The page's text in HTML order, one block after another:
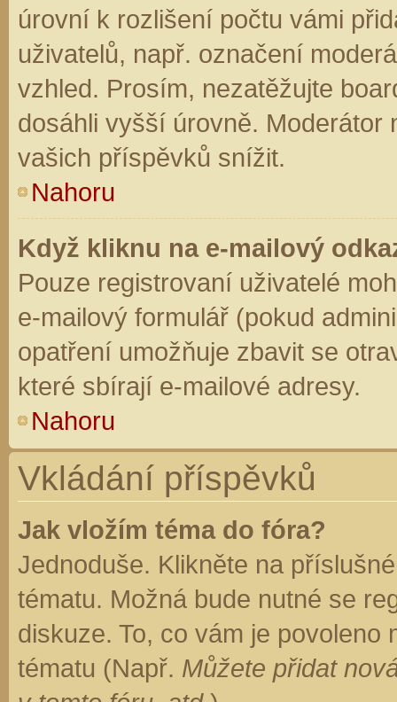
úrovní k rozlišení počtu vámi
uživatelů, např. označení
vzhled. Prosím, nezatěžujte
dosáhli vyšší úrovně. Moderátor
vašich příspěvků snížit.
Nahoru
Když kliknu na e-mailový
Pouze registrovaní uživatelé
e-mailový formulář (pokud
opatření umožňuje zbavit se
které sbírají e-mailové adresy.
Nahoru
Vkládání příspěvků
Jak vložím téma do fóra?
Jednoduše. Klikněte na
tématu. Možná bude nutné se
diskuze. To, co vám je
tématu (Např. Můžete přidat